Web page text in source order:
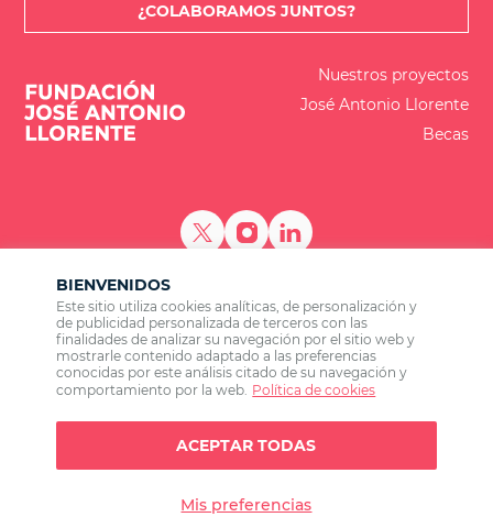
BIENVENIDOS
Este sitio utiliza cookies analíticas, de personalización y
de publicidad personalizada de terceros con las
finalidades de analizar su navegación por el sitio web y
mostrarle contenido adaptado a las preferencias
conocidas por este análisis citado de su navegación y
comportamiento por la web. Política de cookies
Mis preferencias
ACEPTAR TODAS
¿COLABORAMOS JUNTOS?
Nuestros proyectos
José Antonio Llorente
Becas
EN BR
Calle de Lagasca 88, planta 3, 28001 Madrid
+34 915 77 22
LLYC © 2026 Todos los derechos reservados
Política de privacidad
Política de cookies